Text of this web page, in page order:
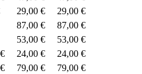
29,00 €
29,00 €
87,00 €
87,00 €
53,00 €
53,00 €
24,00 €
24,00 €
79,00 €
79,00 €